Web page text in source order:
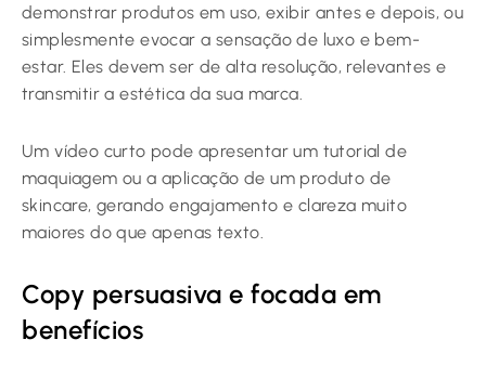
demonstrar produtos em uso, exibir antes e depois, ou
simplesmente evocar a sensação de luxo e bem-
estar. Eles devem ser de alta resolução, relevantes e
transmitir a estética da sua marca.
Um vídeo curto pode apresentar um tutorial de
maquiagem ou a aplicação de um produto de
skincare, gerando engajamento e clareza muito
maiores do que apenas texto.
Copy persuasiva e focada em
benefícios